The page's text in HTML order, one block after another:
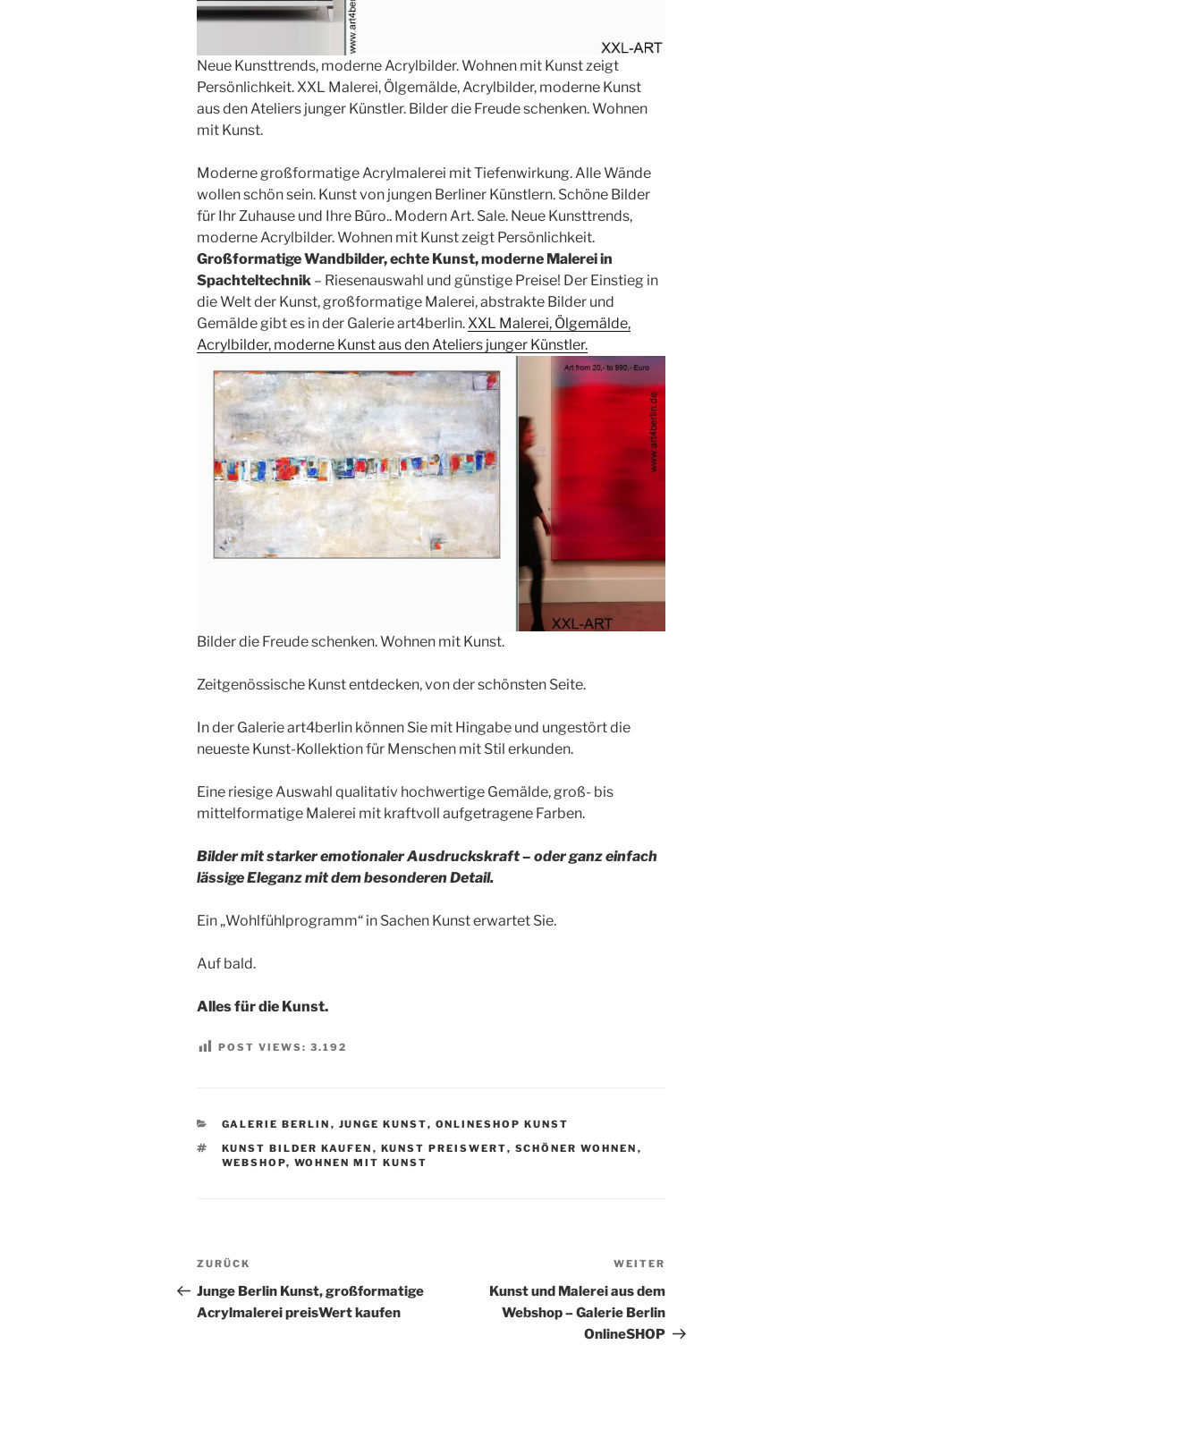
Neue Kunsttrends, moderne Acrylbilder. Wohnen mit Kunst zeigt
Persönlichkeit. XXL Malerei, Ölgemälde, Acrylbilder, moderne Kunst
aus den Ateliers junger Künstler. Bilder die Freude schenken. Wohnen
mit Kunst.
Moderne großformatige Acrylmalerei mit Tiefenwirkung. Alle Wände
wollen schön sein. Kunst von jungen Berliner Künstlern. Schöne Bilder
für Ihr Zuhause und Ihre Büro.. Modern Art. Sale. Neue Kunsttrends,
moderne Acrylbilder. Wohnen mit Kunst zeigt Persönlichkeit.
Großformatige Wandbilder, echte Kunst, moderne Malerei in
Spachteltechnik – Riesenauswahl und günstige Preise! Der Einstieg in
die Welt der Kunst, großformatige Malerei, abstrakte Bilder und
Gemälde gibt es in der Galerie art4berlin. XXL Malerei, Ölgemälde,
Acrylbilder, moderne Kunst aus den Ateliers junger Künstler.
Bilder die Freude schenken. Wohnen mit Kunst.
Zeitgenössische Kunst entdecken, von der schönsten Seite.
In der Galerie art4berlin können Sie mit Hingabe und ungestört die
neueste Kunst-Kollektion für Menschen mit Stil erkunden.
Eine riesige Auswahl qualitativ hochwertige Gemälde, groß- bis
mittelformatige Malerei mit kraftvoll aufgetragene Farben.
Bilder mit starker emotionaler Ausdruckskraft – oder ganz einfach
lässige Eleganz mit dem besonderen Detail.
Ein „Wohlfühlprogramm“ in Sachen Kunst erwartet Sie.
Auf bald.
Alles für die Kunst.
POST VIEWS: 3.192
KATEGORIEN
GALERIE BERLIN , JUNGE KUNST, ONLINESHOP KUNST
SCHLAGWÖRTER
KUNST BILDER KAUFEN , KUNST PREISWERT, SCHÖNER WOHNEN ,
WEBSHOP, WOHNEN MIT KUNST
Beitragsnavigation
Vorheriger
Beitrag
ZURÜCK
Junge Berlin Kunst, großformatige
Acrylmalerei preisWert kaufen
Beitrag
WEITER
Kunst und Malerei aus dem
Webshop – Galerie Berlin
OnlineSHOP